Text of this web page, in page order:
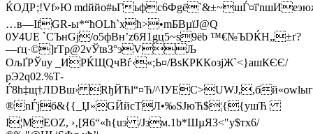
ЌOДР;!Vf»Ю mdййo#ьГ
…в—ІfGR-ы*“ћОLћ`хћ>•mБВµїЈ@Q
0У4UE `СЪнGј/о5фВн’z6Я1gц5~s9ёb ™€№ЪDЌН„±ґ?
—ґц·©]rTр@2vЎtвЗ°эVЉ
ОљҐРЎuу _ИРЌЩQчВѓ‹«;Ь¤/BsКРККoзjЖ`<}aшКЄЄ/
рЭ2q02.%Т-
Ѓ8h‡щ†ЛDBш› RђЙЋl“¤Ћ/
®nЃj­б&{{_Џ»GЙйcTЛ•‰ЅЈюЋ$¦{{yшЋ
І¦МEОZ, ›‚[Я6“«ћ{uэ /Jзм.1b*ШµЯ3<"у$тх6/